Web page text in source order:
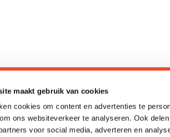
maakt gebruik van cookies
cookies om content en advertenties te
ons websiteverkeer te analyseren. Ook
voor social media, adverteren en
en begeleiding waar dat het meeste effect